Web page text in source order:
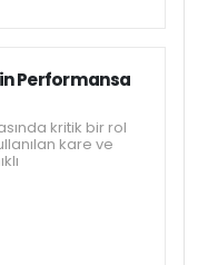
Performansa
kritik bir rol
kare ve